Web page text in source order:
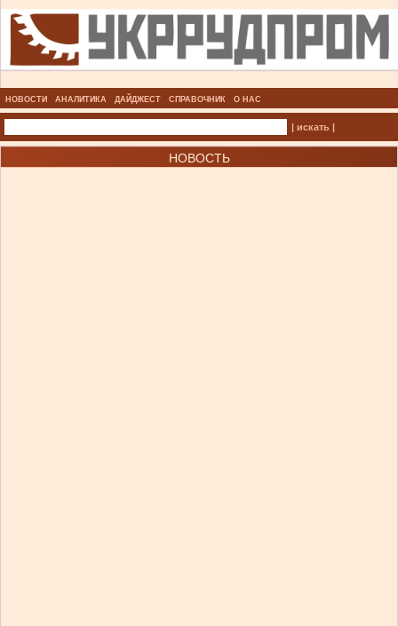
НОВОСТИ АНАЛИТИКА ДАЙДЖЕСТ СПРАВОЧНИК О НАС
| искать |
НОВОСТЬ